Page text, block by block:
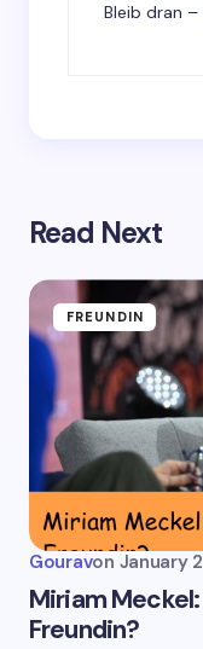
Bleib dran
Read Next
FREUNDIN
Gouravon January
Miriam
Freundin?